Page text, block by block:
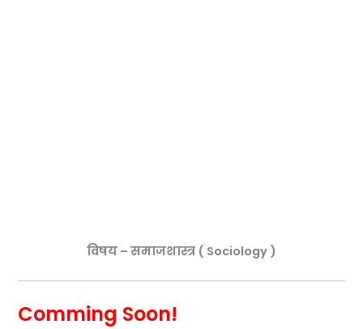
विषय – समाजशास्त्र ( Sociology )
Comming Soon!